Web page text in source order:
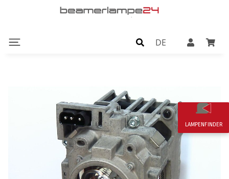
DE
LAMPENFINDER